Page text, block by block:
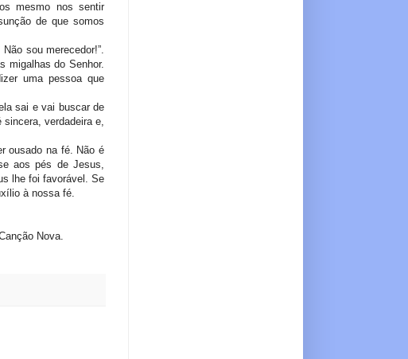
mesmo nos sentir
de que somos
sou merecedor!”.
migalhas do Senhor.
uma pessoa que
sai e vai buscar de
verdadeira e,
ousado na fé. Não é
aos pés de Jesus,
lhe foi favorável. Se
à nossa fé.
Nova.